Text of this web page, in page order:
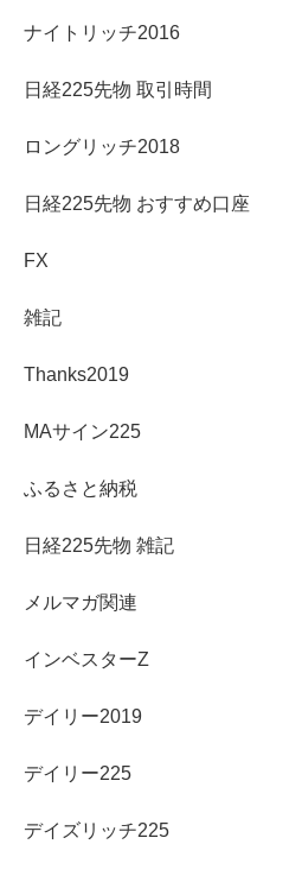
ナイトリッチ2016
日経225先物 取引時間
ロングリッチ2018
日経225先物 おすすめ口座
FX
雑記
Thanks2019
MAサイン225
ふるさと納税
日経225先物 雑記
メルマガ関連
インベスターZ
デイリー2019
デイリー225
デイズリッチ225